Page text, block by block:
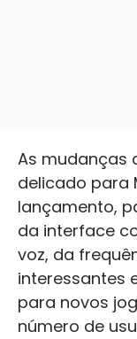
As mudanças
delicado para
lançamento,
da interface
voz, da
interessantes
para novos
número de